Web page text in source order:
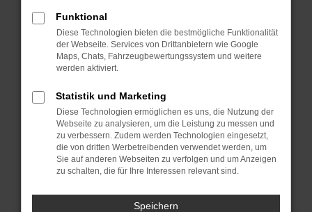
Martin Pötzinger
Verkauf Neu- und Gebrauchtwagen
+49 8025 2898-55
Funktional
Diese Technologien bieten die bestmögliche Funktionalität
der Webseite. Services von Drittanbietern wie Google
Maps, Chats, Fahrzeugbewertungssystem und weitere
werden aktiviert.
Statistik und Marketing
Diese Technologien ermöglichen es uns, die Nutzung der
Webseite zu analysieren, um die Leistung zu messen und
zu verbessern. Zudem werden Technologien eingesetzt,
die von dritten Werbetreibenden verwendet werden, um
Sie auf anderen Webseiten zu verfolgen und um Anzeigen
zu schalten, die für Ihre Interessen relevant sind.
Speichern